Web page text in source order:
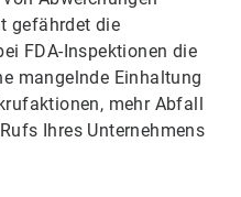
gefährdet die
FDA-Inspektionen die
mangelnde Einhaltung
mehr Abfall
Ihres Unternehmens